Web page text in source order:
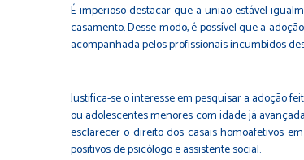
É imperioso destacar que a união estável
casamento. Desse modo, é possível que a
acompanhada pelos profissionais incumbidos
Justifica-se o interesse em pesquisar a adoção
ou adolescentes menores com idade já
esclarecer o direito dos casais homoafetivos
positivos de psicólogo e assistente social.